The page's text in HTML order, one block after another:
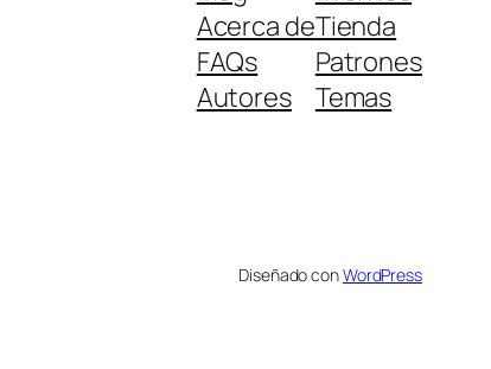
Acerca de
FAQs
Autores
Tienda
Patrones
Temas
Diseñado conWordPress